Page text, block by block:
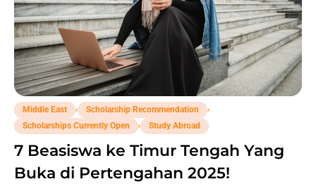
Middle East Scholarship Recommendation
Scholarships Currently Open
Study Abroad
7 Beasiswa ke Timur Tengah Yang
Buka di Pertengahan 2025!